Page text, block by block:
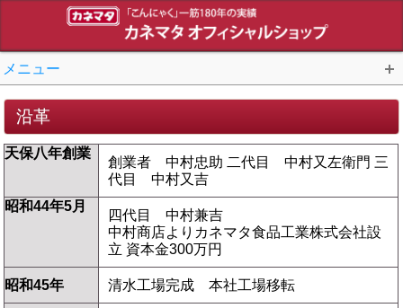
メニュー
沿革
天保八年創業
創業者 中村忠助 二代目 中村又左衛門 三
代目 中村又吉
昭和44年5月
四代目 中村兼吉
中村商店よりカネマタ食品工業株式会社設
立 資本金300万円
昭和45年 清水工場完成 本社工場移転